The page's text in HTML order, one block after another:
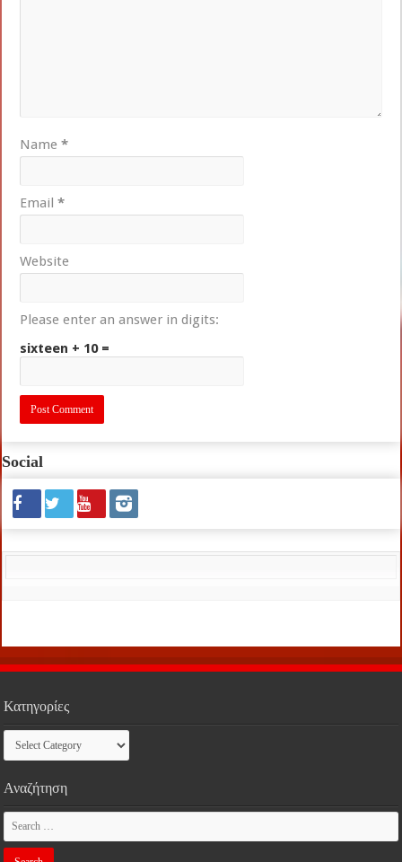
Name*
Email*
Website
Please enter an answer in digits:
sixteen + 10 =
Social
Κατηγορίες
Κατηγορίες
Αναζήτηση